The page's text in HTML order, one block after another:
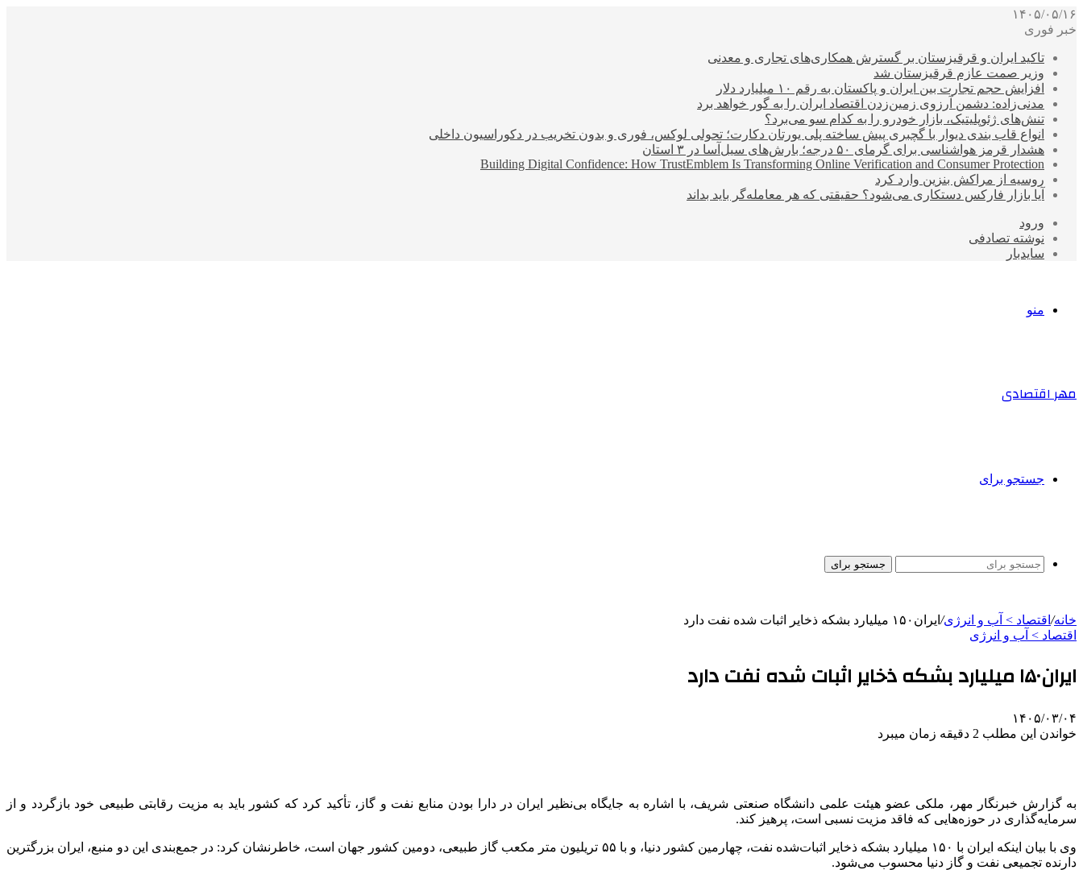
۱۴۰۵/۰۵/۱۶
خبر فوری
تاکید ایران و قرقیزستان بر گسترش همکاری‌های تجاری و معدنی
وزیر صمت عازم قرقیزستان شد
افزایش حجم تجارت بین ایران و پاکستان به رقم ۱۰ میلیارد دلار
مدنی‌زاده: دشمن آرزوی زمین‌زدن اقتصاد ایران را به گور خواهد برد
تنش‌های ژئوپلیتیک، بازار خودرو را به کدام سو می‌برد؟
انواع قاب بندی دیوار با گچبری پیش ساخته پلی یورتان دکارت؛ تحولی لوکس، فوری و بدون تخریب در دکوراسیون داخلی
هشدار قرمز هواشناسی برای گرمای ۵۰ درجه؛ بارش‌های سیل‌آسا در ۳ استان
Building Digital Confidence: How TrustEmblem Is Transforming Online Verification and Consumer Protection
روسیه از مراکش بنزین وارد کرد
آیا بازار فارکس دستکاری می‌شود؟ حقیقتی که هر معامله‌گر باید بداند
ورود
نوشته تصادفی
سایدبار
منو
مهر اقتصادی
جستجو برای
جستجو برای
خانه/ اقتصاد > آب و انرژی/ ایران۱۵۰ میلیارد بشکه ذخایر اثبات شده نفت دارد
اقتصاد > آب و انرژی
ایران۱۵۰ میلیارد بشکه ذخایر اثبات شده نفت دارد
۱۴۰۵/۰۳/۰۴
خواندن این مطلب 2 دقیقه زمان میبرد
به گزارش خبرنگار مهر، ملکی عضو هیئت علمی دانشگاه صنعتی شریف، با اشاره به جایگاه بی‌نظیر ایران در دارا بودن منابع نفت و گاز، تأکید کرد که کشور باید به مزیت رقابتی طبیعی خود بازگردد و از
سرمایه‌گذاری در حوزه‌هایی که فاقد مزیت نسبی است، پرهیز کند.
وی با بیان اینکه ایران با ۱۵۰ میلیارد بشکه ذخایر اثبات‌شده نفت، چهارمین کشور دنیا، و با ۵۵ تریلیون متر مکعب گاز طبیعی، دومین کشور جهان است، خاطرنشان کرد: در جمع‌بندی این دو منبع، ایران بزرگترین
دارنده تجمیعی نفت و گاز دنیا محسوب می‌شود.